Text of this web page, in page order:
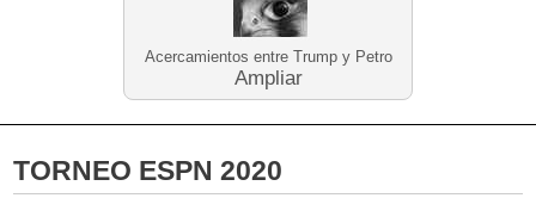
Acercamientos entre Trump y Petro
Ampliar
TORNEO ESPN 2020